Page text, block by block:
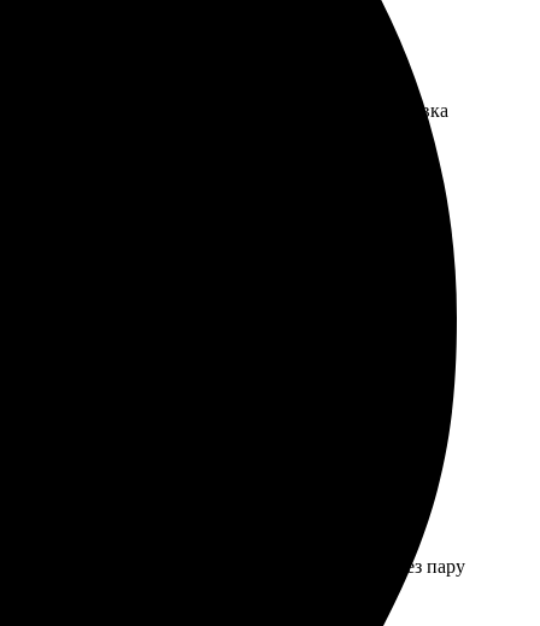
и насыщенными, качество шикарное. Доставка
Сайт работает без сбоев, фотографии
всем, кто ценит качество!
нет никаких путаниц. Получила шедевр через пару